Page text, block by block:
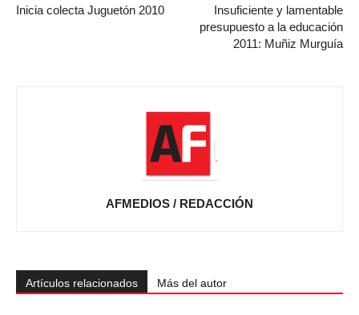
Inicia colecta Juguetón 2010
Insuficiente y lamentable
presupuesto a la educación
2011: Muñiz Murguía
AFMEDIOS / REDACCIÓN
Artículos relacionados Más del autor